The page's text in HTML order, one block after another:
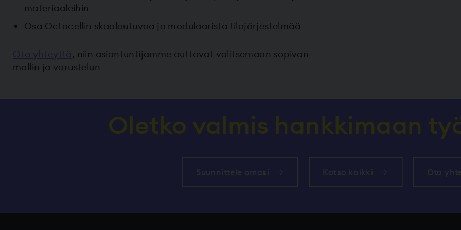
materiaaleihin
Osa Octacellin skaalautuvaa ja modulaarista tilajärjestelmää
, niin asiantuntijamme auttavat valitsemaan sopivan
mallin ja varustelun
Oletko valmis hankkimaan